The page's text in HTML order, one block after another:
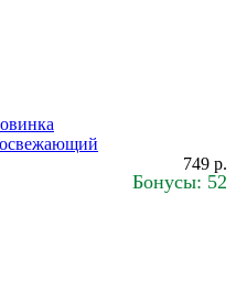
освежающий
749 р.
Бонусы: 52